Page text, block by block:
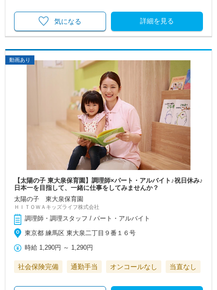
詳細を見る
気になる
動画あり
【太陽の子 東大泉保育園】調理師×パート・アルバイト♪祝日休み♪
日本一を目指して、一緒に仕事をしてみませんか？
太陽の子 東大泉保育園
ＨＩＴＯＷＡキッズライフ株式会社
調理師・調理スタッフ / パート・アルバイト
東京都 練馬区 東大泉二丁目９番１６号
時給 1,290円 ～ 1,290円
社会保険完備 通勤手当 オンコールなし 当直なし